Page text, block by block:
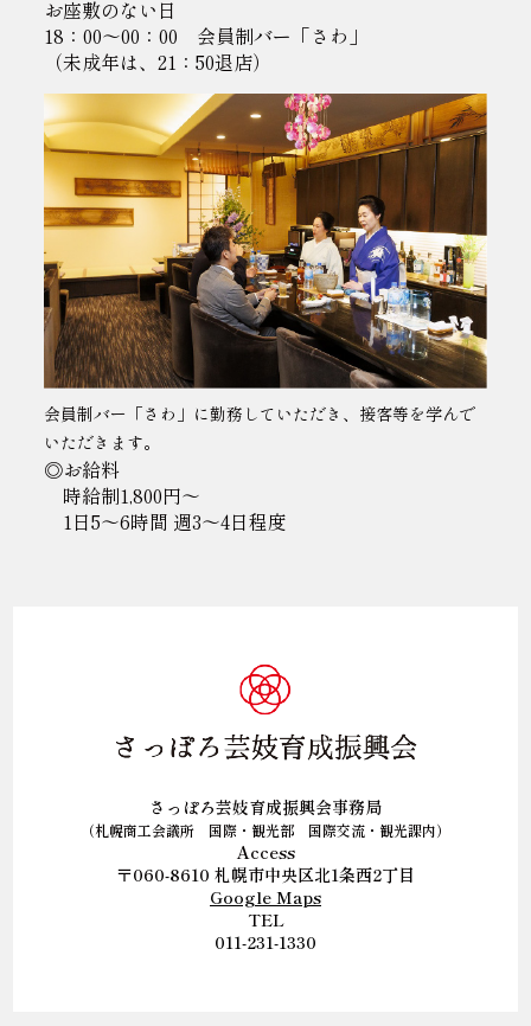
お座敷のない日
18：00～00：00 会員制バー「さわ」
（未成年は、21：50退店）
会員制バー「さわ」に勤務していただき、 接客等を学んで
いただきます。
◎お給料
時給制1,800円～
1日5〜6時間 週3〜4日程度
さっぽろ芸妓育成振興会事務局
（札幌商工会議所 国際・観光部 国際交流・観光課内）
Access
〒060-8610 札幌市中央区北1条西2丁目
Google Maps
TEL
011-231-1330